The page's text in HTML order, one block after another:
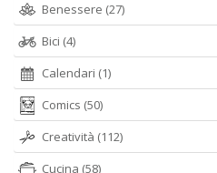
Benessere (27)
Bici (4)
Calendari (1)
Comics (50)
Creatività (112)
Cucina (58)